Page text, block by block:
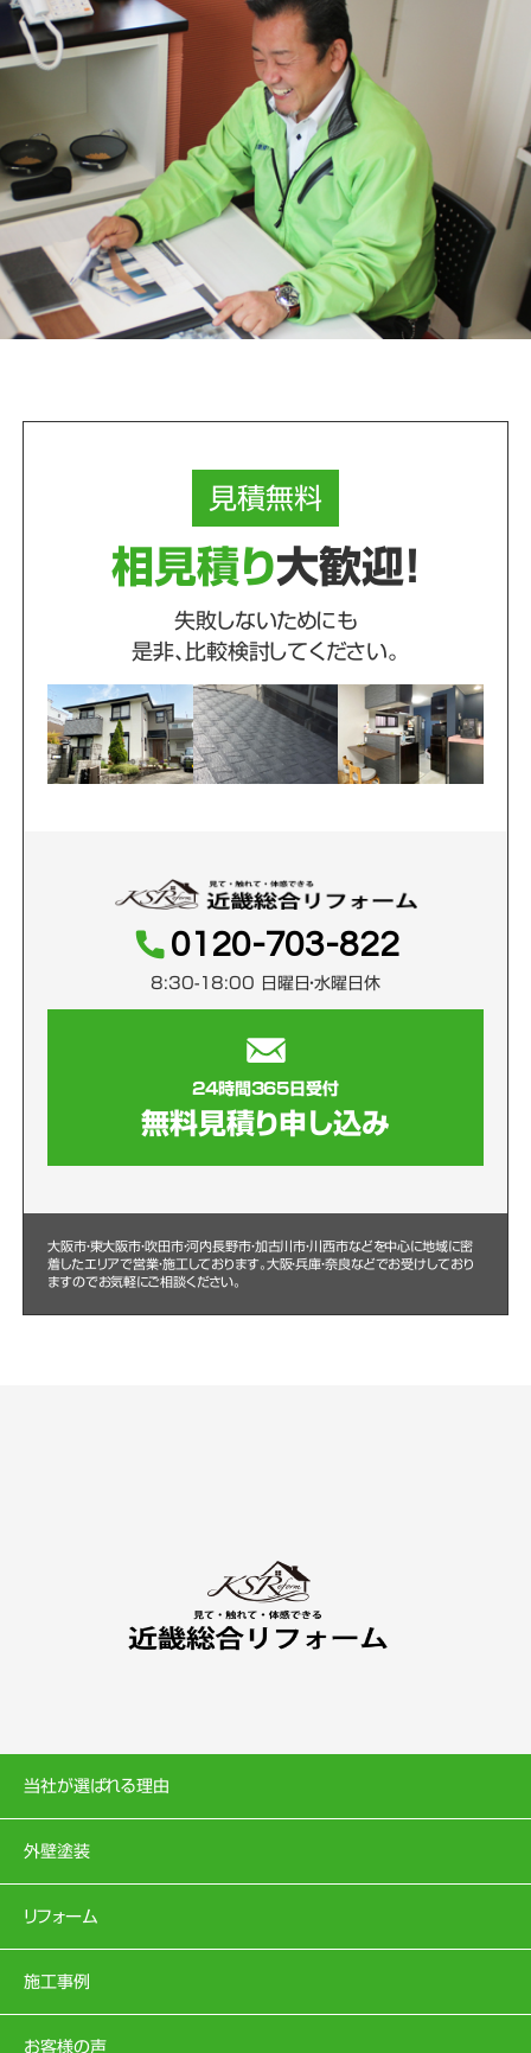
見積無料
相見積り大歓迎！
失敗しないためにも
是非、比較検討してください。
0120-703-822
8:30-18:00 日曜日・水曜日休
24時間365日受付
無料見積り申し込み
大阪市・東大阪市・吹田市・河内長野市・加古川市・川西市などを中心に地域に密
着したエリアで営業・施工しております。大阪・兵庫・奈良などでお受けしており
ますのでお気軽にご相談ください。
当社が選ばれる理由
外壁塗装
リフォーム
施工事例
お客様の声